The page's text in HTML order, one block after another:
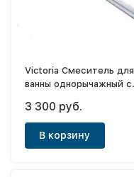
Victoria Смеситель для
ванны однорычажный с
(П-шаровой) Jenny
3 300 руб.
В корзину